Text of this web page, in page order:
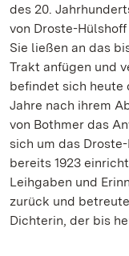
des 20.
von Droste-
Sie ließen an das
Trakt anfügen und
befindet sich heute
Jahre nach ihrem
von Bothmer das
sich um das
bereits 1923
Leihgaben und
zurück und
Dichterin, der bis